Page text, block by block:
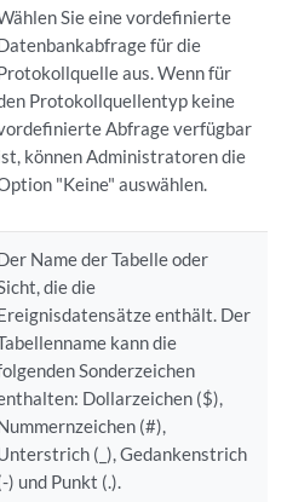
Sie eine vordefinierte
für die
aus. Wenn für
Protokollquellentyp keine
Abfrage verfügbar
können Administratoren die
"Keine" auswählen.
Name der Tabelle oder
die die
enthält. Der
kann die
Sonderzeichen
Dollarzeichen ($),
(#),
(_), Gedankenstrich
) und Punkt (.).